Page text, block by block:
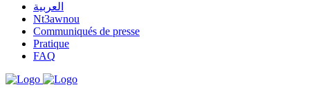
العربية
Nt3awnou
Communiqués de presse
Pratique
FAQ